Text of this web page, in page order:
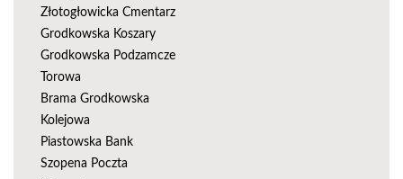
Złotogłowicka Cmentarz
Grodkowska Koszary
Grodkowska Podzamcze
Torowa
Brama Grodkowska
Kolejowa
Piastowska Bank
Szopena Poczta